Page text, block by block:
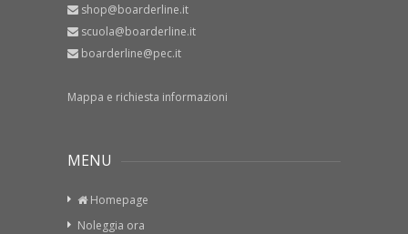
shop@boarderline.it
scuola@boarderline.it
boarderline@pec.it
Mappa e richiesta informazioni
MENU
Homepage
Noleggia ora